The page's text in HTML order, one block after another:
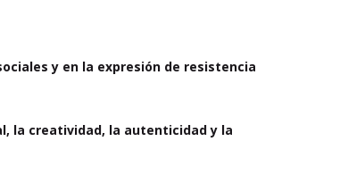
y en la expresión de resistencia
la creatividad, la autenticidad y la